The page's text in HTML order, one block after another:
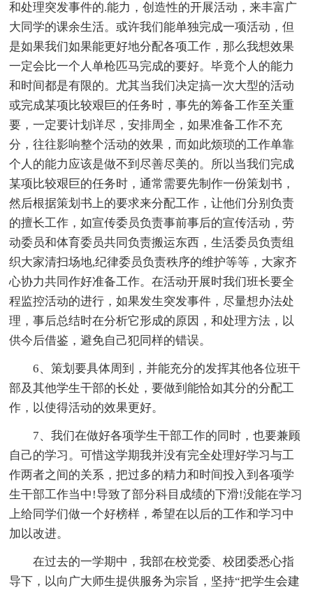
和处理突发事件的.能力，创造性的开展活动，来丰富广
大同学的课余生活。或许我们能单独完成一项活动，但
是如果我们如果能更好地分配各项工作，那么我想效果
一定会比一个人单枪匹马完成的要好。毕竟个人的能力
和时间都是有限的。尤其当我们决定搞一次大型的活动
或完成某项比较艰巨的任务时，事先的筹备工作至关重
要，一定要计划详尽，安排周全，如果准备工作不充
分，往往影响整个活动的效果，而如此烦琐的工作单靠
个人的能力应该是做不到尽善尽美的。所以当我们完成
某项比较艰巨的任务时，通常需要先制作一份策划书，
然后根据策划书上的要求来分配工作，让他们分别负责
的擅长工作，如宣传委员负责事前事后的宣传活动，劳
动委员和体育委员共同负责搬运东西，生活委员负责组
织大家清扫场地,纪律委员负责秩序的维护等等，大家齐
心协力共同作好准备工作。在活动开展时我们班长要全
程监控活动的进行，如果发生突发事件，尽量想办法处
理，事后总结时在分析它形成的原因，和处理方法，以
供今后借鉴，避免自己犯同样的错误。
6、策划要具体周到，并能充分的发挥其他各位班干
部及其他学生干部的长处，要做到能恰如其分的分配工
作，以使得活动的效果更好。
7、我们在做好各项学生干部工作的同时，也要兼顾
自己的学习。可惜这学期我并没有完全处理好学习与工
作两者之间的关系，把过多的精力和时间投入到各项学
生干部工作当中!导致了部分科目成绩的下滑!没能在学习
上给同学们做一个好榜样，希望在以后的工作和学习中
加以改进。
在过去的一学期中，我部在校党委、校团委悉心指
导下，以向广大师生提供服务为宗旨，坚持“把学生会建